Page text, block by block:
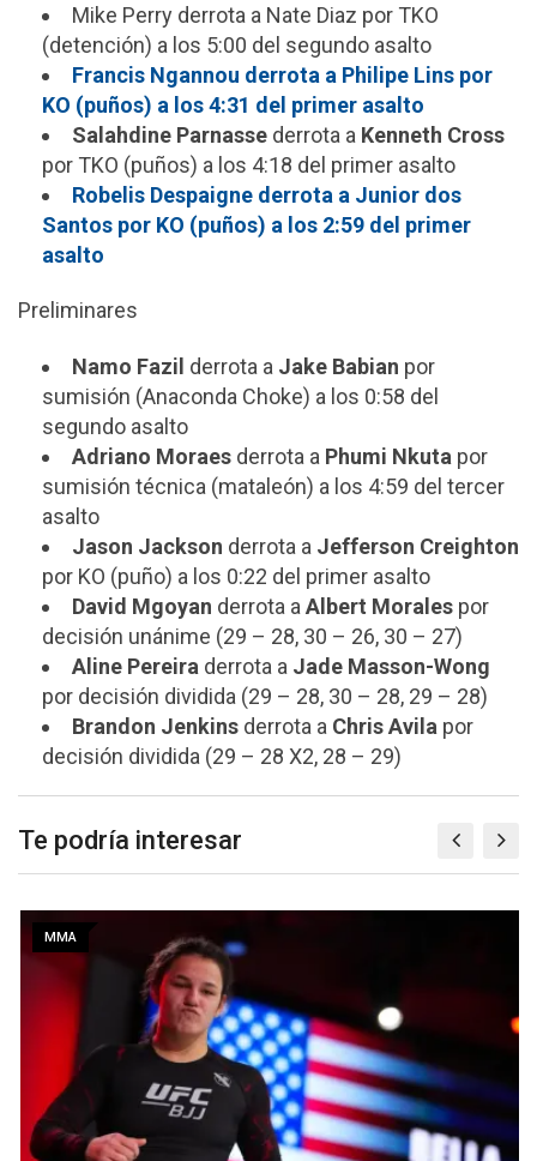
Mike Perry derrota a Nate Diaz por TKO
(detención) a los 5:00 del segundo asalto
Francis Ngannou derrota a Philipe Lins por
KO (puños) a los 4:31 del primer asalto
Salahdine Parnasse derrota a Kenneth Cross
por TKO (puños) a los 4:18 del primer asalto
Robelis Despaigne derrota a Junior dos
Santos por KO (puños) a los 2:59 del primer
asalto
Preliminares
Namo Fazil derrota a Jake Babian por
sumisión (Anaconda Choke) a los 0:58 del
segundo asalto
Adriano Moraes derrota a Phumi Nkuta por
sumisión técnica (mataleón) a los 4:59 del tercer
asalto
Jason Jackson derrota a Jefferson Creighton
por KO (puño) a los 0:22 del primer asalto
David Mgoyan derrota a Albert Morales por
decisión unánime (29 – 28, 30 – 26, 30 – 27)
Aline Pereira derrota a Jade Masson-Wong
por decisión dividida (29 – 28, 30 – 28, 29 – 28)
Brandon Jenkins derrota a Chris Avila por
decisión dividida (29 – 28 X2, 28 – 29)
Te podría interesar
MMA